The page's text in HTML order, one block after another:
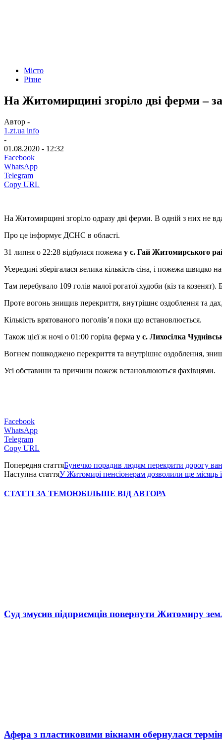
Місто
Різне
На Житомирщині згоріло дві ферми –
Автор -
1.zt.ua info
-
01.08.2020 - 12:32
Facebook
WhatsApp
Telegram
Copy URL
На Житомирщині згоріло одразу дві ферми. В одній з них не
Про це інформує ДСНС в області.
31 липня о 22:28 відбулася пожежа у с. Гай Житомирського
Усередині зберігалася велика кількість сіна, і пожежа швидко
Там перебувало 109 голів малої рогатої худоби (кіз та
Проте вогонь знищив перекриття, внутрішнє оздоблення та дах,
Кількість врятованого поголів’я поки що встановлюється.
Також цієї ж ночі о 01:00 горіла ферма у с. Лихосілка
Вогнем пошкоджено перекриття та внутрішнє оздоблення,
Усі обставини та причини пожеж встановлюються фахівцями.
Facebook
WhatsApp
Telegram
Copy URL
Попередня статтяБунечко порадив людям перекрити дорогу
Наступна статтяУ Житомирі пенсіонерам дозволили ще
СТАТТІ ЗА ТЕМОЮБІЛЬШЕ ВІД АВТОРА
Суд змусив підприємців повернути Житомиру
Афера з пластиковими вікнами обернулася